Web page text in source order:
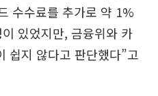
수수료를 추가로 약 1%
있었지만, 금융위와 카
쉽지 않다고 판단했다”고